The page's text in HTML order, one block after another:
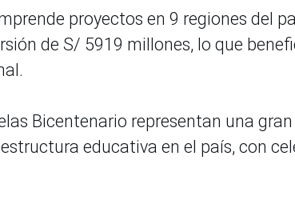
proyectos en 9 regiones del
de S/ 5919 millones, lo que
Bicentenario representan una
educativa en el país, con